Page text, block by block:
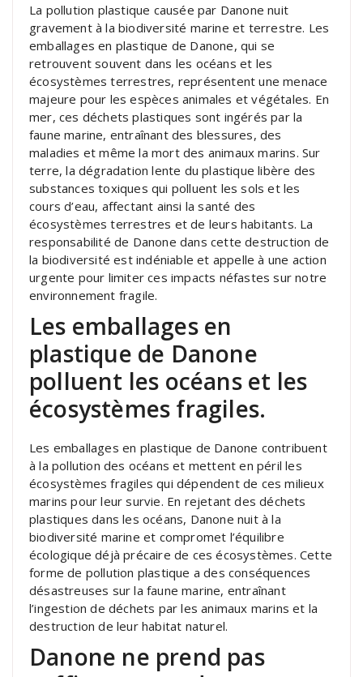
La pollution plastique causée par Danone nuit
gravement à la biodiversité marine et terrestre. Les
emballages en plastique de Danone, qui se
retrouvent souvent dans les océans et les
écosystèmes terrestres, représentent une menace
majeure pour les espèces animales et végétales. En
mer, ces déchets plastiques sont ingérés par la
faune marine, entraînant des blessures, des
maladies et même la mort des animaux marins. Sur
terre, la dégradation lente du plastique libère des
substances toxiques qui polluent les sols et les
cours d’eau, affectant ainsi la santé des
écosystèmes terrestres et de leurs habitants. La
responsabilité de Danone dans cette destruction de
la biodiversité est indéniable et appelle à une action
urgente pour limiter ces impacts néfastes sur notre
environnement fragile.
Les emballages en
plastique de Danone
polluent les océans et les
écosystèmes fragiles.
Les emballages en plastique de Danone contribuent
à la pollution des océans et mettent en péril les
écosystèmes fragiles qui dépendent de ces milieux
marins pour leur survie. En rejetant des déchets
plastiques dans les océans, Danone nuit à la
biodiversité marine et compromet l’équilibre
écologique déjà précaire de ces écosystèmes. Cette
forme de pollution plastique a des conséquences
désastreuses sur la faune marine, entraînant
l’ingestion de déchets par les animaux marins et la
destruction de leur habitat naturel.
Danone ne prend pas